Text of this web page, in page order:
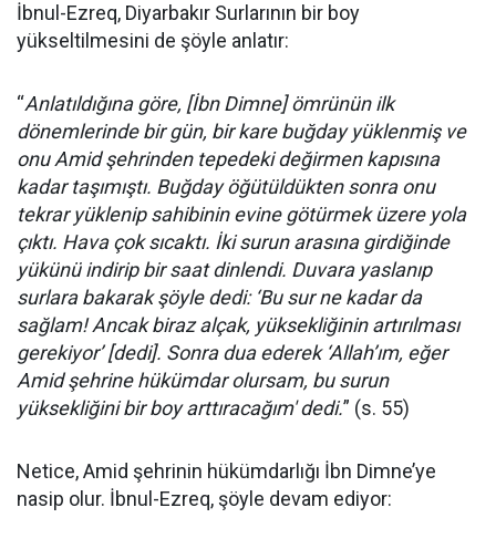
İbnul-Ezreq, Diyarbakır Surlarının bir boy
yükseltilmesini de şöyle anlatır:
“Anlatıldığına göre, [İbn Dimne] ömrünün ilk
dönemlerinde bir gün, bir kare buğday yüklenmiş ve
onu Amid şehrinden tepedeki değirmen kapısına
kadar taşımıştı. Buğday öğütüldükten sonra onu
tekrar yüklenip sahibinin evine götürmek üzere yola
çıktı. Hava çok sıcaktı. İki surun arasına girdiğinde
yükünü indirip bir saat dinlendi. Duvara yaslanıp
surlara bakarak şöyle dedi: ‘Bu sur ne kadar da
sağlam! Ancak biraz alçak, yüksekliğinin artırılması
gerekiyor’ [dedi]. Sonra dua ederek ‘Allah’ım, eğer
Amid şehrine hükümdar olursam, bu surun
yüksekliğini bir boy arttıracağım' dedi.” (s. 55)
Netice, Amid şehrinin hükümdarlığı İbn Dimne’ye
nasip olur. İbnul-Ezreq, şöyle devam ediyor: